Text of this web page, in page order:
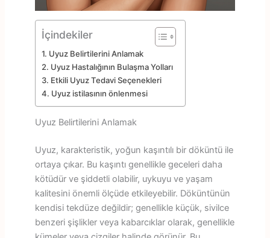
İçindekiler
Uyuz Belirtilerini Anlamak
Uyuz Hastalığının Bulaşma Yolları
Etkili Uyuz Tedavi Seçenekleri
Uyuz istilasının önlenmesi
Uyuz Belirtilerini Anlamak
Uyuz, karakteristik, yoğun kaşıntılı bir döküntü ile
ortaya çıkar. Bu kaşıntı genellikle geceleri daha
kötüdür ve şiddetli olabilir, uykuyu ve yaşam
kalitesini önemli ölçüde etkileyebilir. Döküntünün
kendisi tekdüze değildir; genellikle küçük, sivilce
benzeri şişlikler veya kabarcıklar olarak, genellikle